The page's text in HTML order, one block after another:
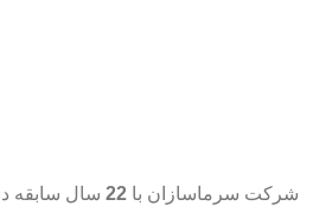
شرکت سرماسازان با 22سال سابقه